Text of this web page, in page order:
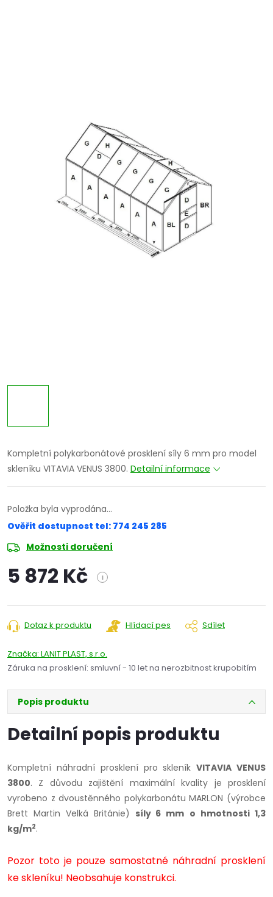
Kompletní polykarbonátové prosklení síly 6 mm pro model
skleníku VITAVIA VENUS 3800. Detailní informace
Položka byla vyprodána…
Ověřit dostupnost tel: 774 245 285
Možnosti doručení
5 872 Kč i
cena:
Dotaz k produktu Hlídací pes Sdílet
Značka: LANIT PLAST, s.r.o.
Záruka na prosklení: smluvní - 10 let na nerozbitnost krupobitím
Popis produktu
Detailní popis produktu
Kompletní náhradní prosklení pro skleníkVITAVIA VENUS
3800. Z důvodu zajištění maximální kvality je prosklení
vyrobeno z dvoustěnného polykarbonátu MARLON (výrobce
Brett Martin Velká Británie) síly 6 mm o hmotnosti 1,3
kg/m2.
Pozor toto je pouze samostatné náhradní prosklení
ke skleníku! Neobsahuje konstrukci.